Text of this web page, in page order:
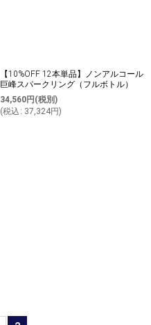
【10%OFF 12本単品】ノンアルコール
巨峰スパークリング（フルボトル）
34,560円 (税別)
(税込 : 37,324円)